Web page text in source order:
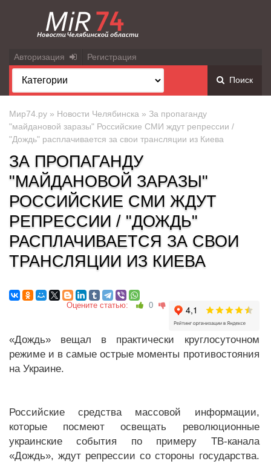
Авторизация Регистрация
Поиск
Мир74.ру » Новости Челябинска » За пропаганду
"майдановой заразы" Российские СМИ ждут репрессии /
"Дождь" расплачивается за свои трансляции из Киева
ЗА ПРОПАГАНДУ
"МАЙДАНОВОЙ ЗАРАЗЫ"
РОССИЙСКИЕ СМИ ЖДУТ
РЕПРЕССИИ / "ДОЖДЬ"
РАСПЛАЧИВАЕТСЯ ЗА СВОИ
ТРАНСЛЯЦИИ ИЗ КИЕВА
Оцените статью: 0
«Дождь» вещал в практически круглосуточном
режиме и в самые острые моменты противостояния
на Украине.
Российские средства массовой информации,
которые посмеют освещать революционные
украинские события по примеру ТВ-канала
«Дождь», ждут репрессии со стороны государства.